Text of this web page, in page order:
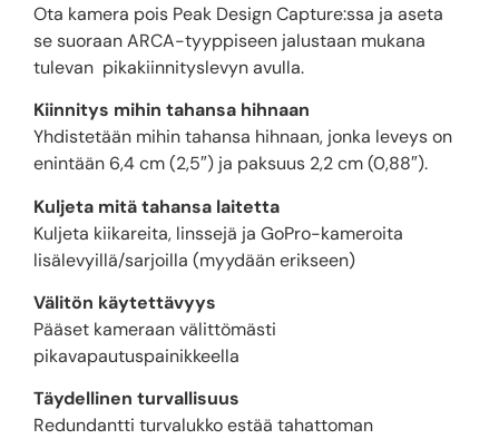
Ota kamera pois Peak Design Capture:ssa ja aseta
se suoraan ARCA-tyyppiseen jalustaan ​​mukana
tulevan pikakiinnityslevyn avulla.
Kiinnitys mihin tahansa hihnaan
Yhdistetään mihin tahansa hihnaan, jonka leveys on
enintään 6,4 cm (2,5″) ja paksuus 2,2 cm (0,88″).
Kuljeta mitä tahansa laitetta
Kuljeta kiikareita, linssejä ja GoPro-kameroita
lisälevyillä/sarjoilla (myydään erikseen)
Välitön käytettävyys
Pääset kameraan välittömästi
pikavapautuspainikkeella
Täydellinen turvallisuus
Redundantti turvalukko estää tahattoman